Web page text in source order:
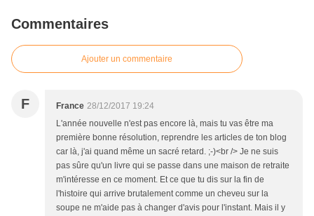
Commentaires
Ajouter un commentaire
F France 28/12/2017 19:24
L'année nouvelle n'est pas encore là, mais tu vas être ma
première bonne résolution, reprendre les articles de ton blog
car là, j'ai quand même un sacré retard. ;-)<br /> Je ne suis
pas sûre qu'un livre qui se passe dans une maison de retraite
m'intéresse en ce moment. Et ce que tu dis sur la fin de
l'histoire qui arrive brutalement comme un cheveu sur la
soupe ne m'aide pas à changer d'avis pour l'instant. Mais il y